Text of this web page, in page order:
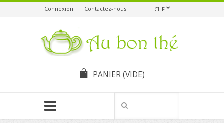
Connexion CHF
Contactez-nous
PANIER(VIDE)